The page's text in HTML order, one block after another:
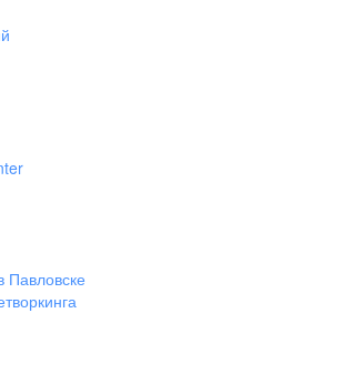
Павловске